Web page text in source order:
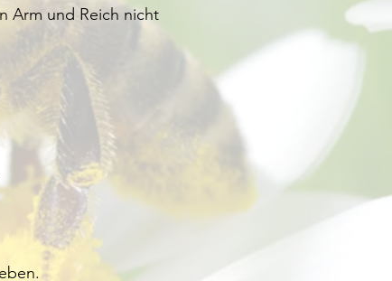
Arm und Reich nicht